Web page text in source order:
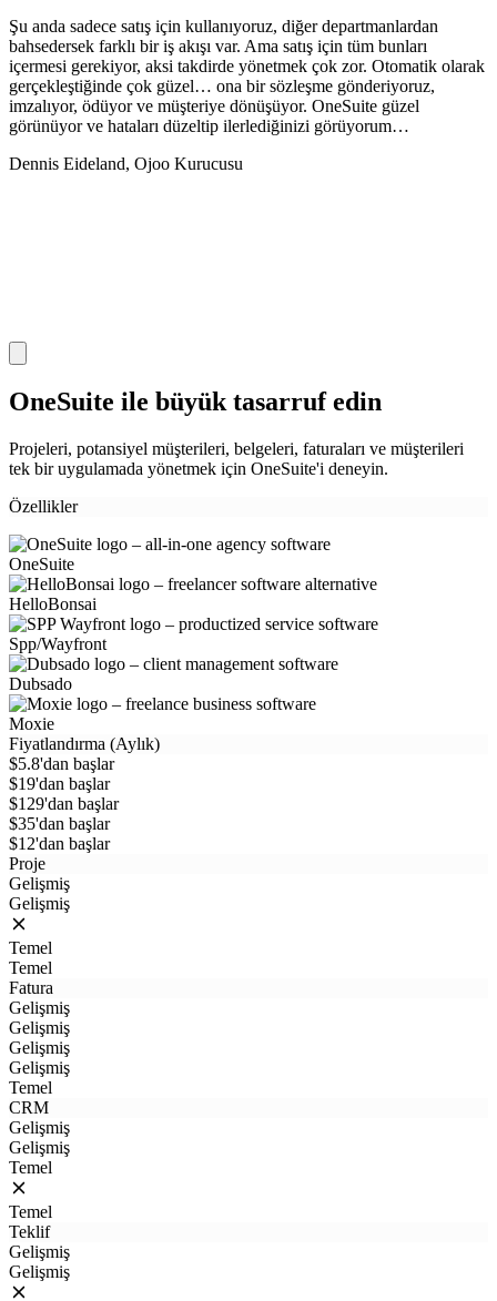
Şu anda sadece satış için kullanıyoruz, diğer departmanlardan
bahsedersek farklı bir iş akışı var. Ama satış için tüm bunları
içermesi gerekiyor, aksi takdirde yönetmek çok zor. Otomatik olarak
gerçekleştiğinde çok güzel… ona bir sözleşme gönderiyoruz,
imzalıyor, ödüyor ve müşteriye dönüşüyor. OneSuite güzel
görünüyor ve hataları düzeltip ilerlediğinizi görüyorum…
Dennis Eideland, Ojoo Kurucusu
OneSuite ile büyük tasarruf edin
Projeleri, potansiyel müşterileri, belgeleri, faturaları ve müşterileri
tek bir uygulamada yönetmek için OneSuite'i deneyin.
Özellikler
OneSuite
HelloBonsai
Spp/Wayfront
Dubsado
Moxie
Fiyatlandırma (Aylık)
$5.8'dan başlar
$19'dan başlar
$129'dan başlar
$35'dan başlar
$12'dan başlar
Proje
Gelişmiş
Gelişmiş
Temel
Temel
Fatura
Gelişmiş
Gelişmiş
Gelişmiş
Gelişmiş
Temel
CRM
Gelişmiş
Gelişmiş
Temel
Temel
Teklif
Gelişmiş
Gelişmiş